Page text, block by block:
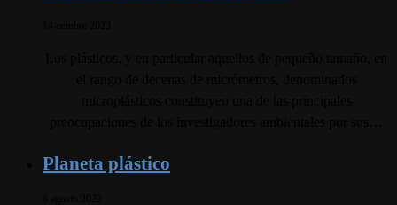
Planeta plástico